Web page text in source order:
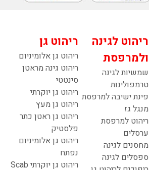
ריהוט לגינה
ולמרפסת
שמשיות לגינה
טרמפולינות
פינת ישיבה למרפסת
מנגל גז
ריהוט למרפסת
ערסלים
מחסנים לגינה
ספסלים לגינה
ריהוט גן
ריהוט גן אלומיניום
ריהוט גינה מראטן
סינטטי
ריהוט גן יוקרתי
ריהוט גן מעץ
ריהוט גן ראטן כתר
פלסטיק
ריהוט גן אלומיניום
נפתח
ריהוט גן יוקרתי Scab